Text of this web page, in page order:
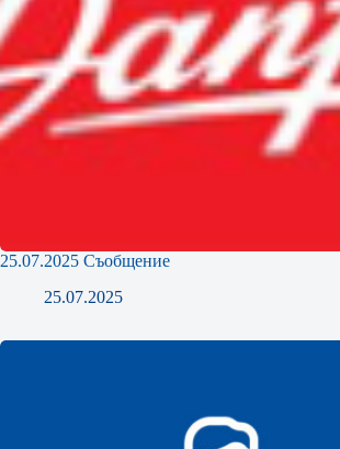
25.07.2025 Съобщение
25.07.2025